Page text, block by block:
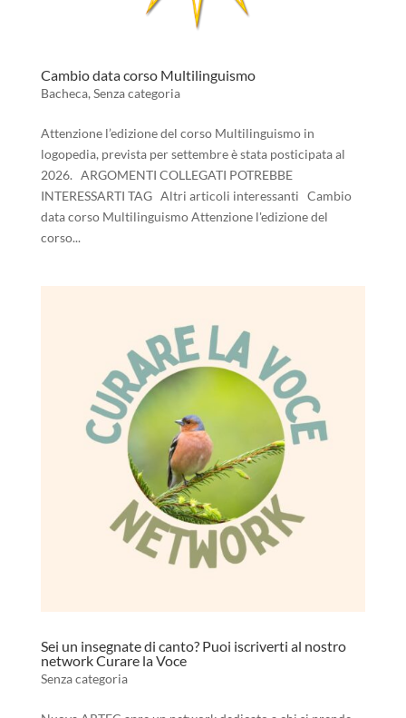
Cambio data corso Multilinguismo
Bacheca, Senza categoria
Attenzione l’edizione del corso Multilinguismo in
logopedia, prevista per settembre è stata posticipata al
2026. ARGOMENTI COLLEGATI POTREBBE
INTERESSARTI TAG Altri articoli interessanti Cambio
data corso Multilinguismo Attenzione l'edizione del
corso...
Sei un insegnate di canto? Puoi iscriverti al nostro
network Curare la Voce
Senza categoria